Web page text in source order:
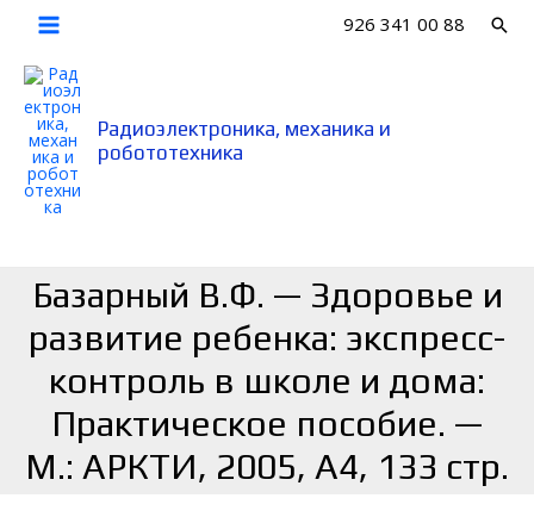
Перейти
содержимому
Main
Menu
926 341 00 88
Радиоэлектроника, механика и
робототехника
Базарный В.Ф. — Здоровье и
развитие ребенка: экспресс-
контроль в школе и дома:
Практическое пособие. —
М.: АРКТИ, 2005, А4, 133 стр.